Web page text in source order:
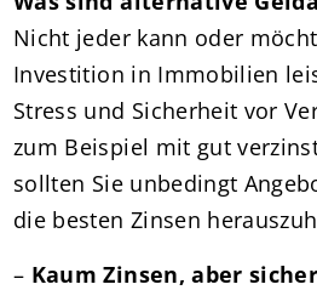
Nicht jeder kann oder
Investition in Immobilien
Stress und Sicherheit vor
zum Beispiel mit gut
sollten Sie unbedingt
die besten Zinsen
– Kaum Zinsen, aber sicher